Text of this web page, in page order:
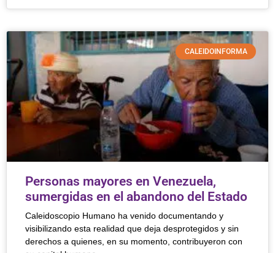
CALEIDOINFORMA
Personas mayores en Venezuela,
sumergidas en el abandono del Estado
Caleidoscopio Humano ha venido documentando y
visibilizando esta realidad que deja desprotegidos y sin
derechos a quienes, en su momento, contribuyeron con